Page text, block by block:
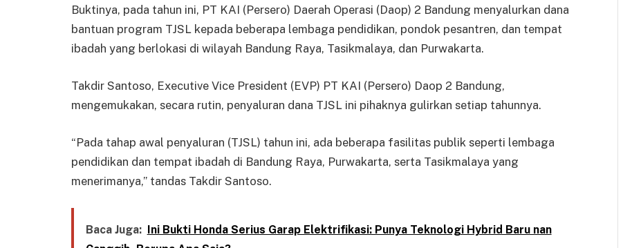
Buktinya, pada tahun ini, PT KAI (Persero) Daerah Operasi (Daop) 2 Bandung menyalurkan dana
bantuan program TJSL kepada beberapa lembaga pendidikan, pondok pesantren, dan tempat
ibadah yang berlokasi di wilayah Bandung Raya, Tasikmalaya, dan Purwakarta.
Takdir Santoso, Executive Vice President (EVP) PT KAI (Persero) Daop 2 Bandung,
mengemukakan, secara rutin, penyaluran dana TJSL ini pihaknya gulirkan setiap tahunnya.
“Pada tahap awal penyaluran (TJSL) tahun ini, ada beberapa fasilitas publik seperti lembaga
pendidikan dan tempat ibadah di Bandung Raya, Purwakarta, serta Tasikmalaya yang
menerimanya,” tandas Takdir Santoso.
Baca Juga: Ini Bukti Honda Serius Garap Elektrifikasi: Punya Teknologi Hybrid Baru nan